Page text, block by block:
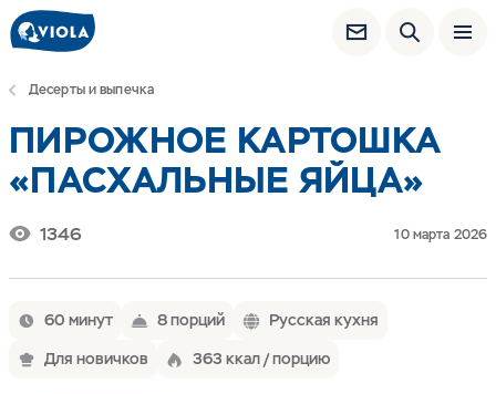
Десерты и выпечка
ПИРОЖНОЕ КАРТОШКА
«ПАСХАЛЬНЫЕ ЯЙЦА»
1346 10 марта 2026
60 минут 8 порций
Русская кухня
Для новичков
363 ккал / порцию